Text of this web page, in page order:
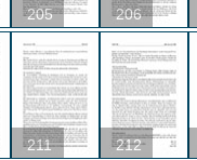
205 206
211 212